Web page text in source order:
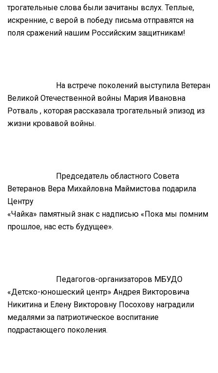
трогательные слова были зачитаны вслух. Теплые,
искренние, с верой в победу письма отправятся на
поля сражений нашим Российским защитникам!
На встрече поколений выступила Ветеран
Великой Отечественной войны Мария Ивановна
Ротваль , которая рассказала трогательный эпизод из
жизни кровавой войны.
Председатель областного Совета
Ветеранов Вера Михайловна Маймистова подарила
Центру
«Чайка» памятный знак с надписью «Пока мы помним
прошлое, нас есть будущее».
Педагогов-организаторов МБУДО
«Детско-юношеский центр» Андрея Викторовича
Никитина и Елену Викторовну Посохову наградили
медалями за патриотическое воспитание
подрастающего поколения.